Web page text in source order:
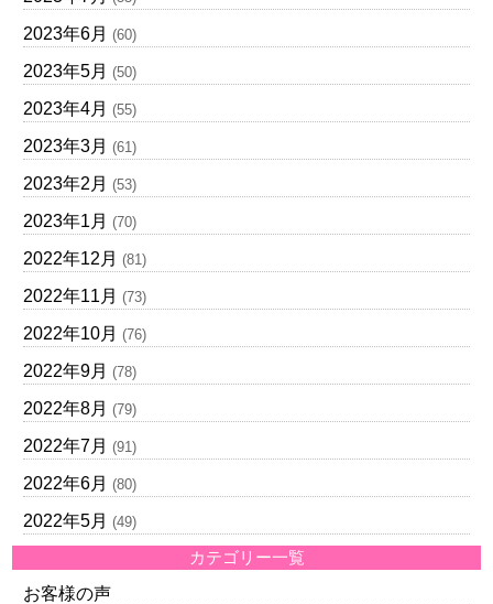
2023年6月 (60)
2023年5月 (50)
2023年4月 (55)
2023年3月 (61)
2023年2月 (53)
2023年1月 (70)
2022年12月 (81)
2022年11月 (73)
2022年10月 (76)
2022年9月 (78)
2022年8月 (79)
2022年7月 (91)
2022年6月 (80)
2022年5月 (49)
カテゴリー一覧
お客様の声